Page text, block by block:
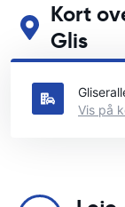
Kort
Glis
Se vores
Vis på